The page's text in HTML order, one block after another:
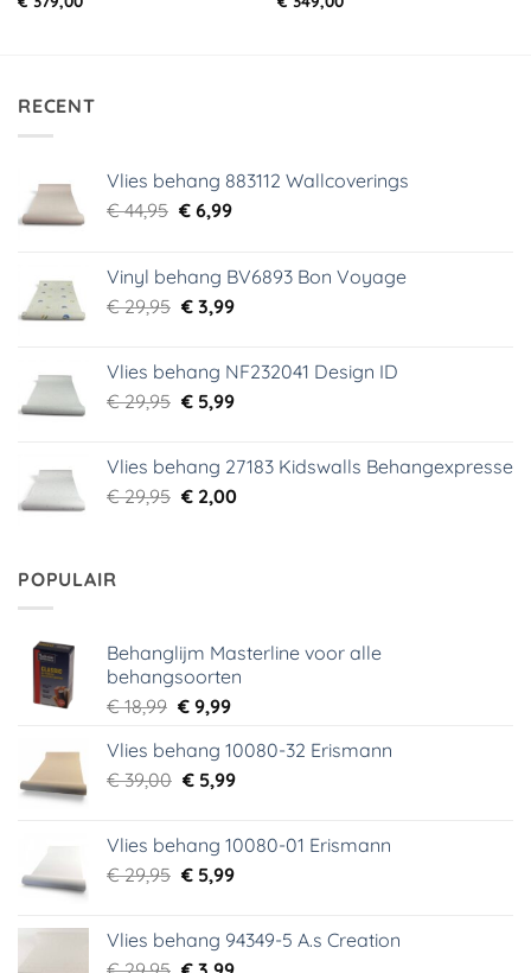
RECENT
Vlies behang 883112 Wallcoverings
€44,95 Oorspronkelijke
€ 44,95.
€6,99Huidige
€ 6,99.
Vinyl behang BV6893 Bon Voyage
€29,95 Oorspronkelijke
€ 29,95.
€3,99Huidige
€ 3,99.
Vlies behang NF232041 Design ID
€29,95 Oorspronkelijke
€ 29,95.
€5,99Huidige
€ 5,99.
Vlies behang 27183 Kidswalls Behangexpresse
€29,95 Oorspronkelijke
€2,00Huidige
POPULAIR
Behanglijm Masterline voor alle
behangsoorten
€18,99 Oorspronkelijke
was:
€ 18,99.
€9,99Huidige
is:
€ 9,99.
Vlies behang 10080-32 Erismann
€39,00 Oorspronkelijke
€ 39,00.
€5,99Huidige
€ 5,99.
Vlies behang 10080-01 Erismann
€29,95 Oorspronkelijke
€ 29,95.
€5,99Huidige
€ 5,99.
Vlies behang 94349-5 A.s Creation